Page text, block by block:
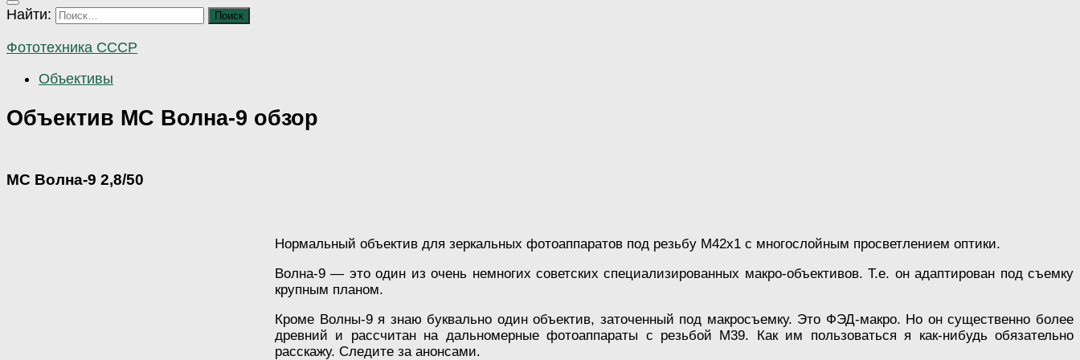
Найти:
Фототехника СССР
Объективы
Объектив МС Волна-9 обзор
МС Волна-9 2,8/50
Нормальный объектив для зеркальных фотоаппаратов под резьбу М42х1 с многослойным просветлением оптики.
Волна-9 — это один из очень немногих советских специализированных макро-объективов. Т.е. он адаптирован под съемку
крупным планом.
Кроме Волны-9 я знаю буквально один объектив, заточенный под макросъемку. Это ФЭД-макро. Но он существенно более
древний и рассчитан на дальномерные фотоаппараты с резьбой М39. Как им пользоваться я как-нибудь обязательно
расскажу. Следите за анонсами.